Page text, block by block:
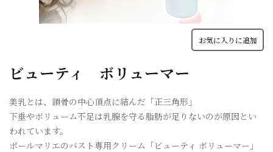
お気に入りに追加
ビューティ ボリューマー
美乳とは、鎖骨の中心頂点に結んだ「正三角形」
下垂やボリューム不足は乳腺を守る脂肪が足りないのが原因とい
われています。
ポールマリエのバスト専用クリーム「ビューティ ボリューマー」